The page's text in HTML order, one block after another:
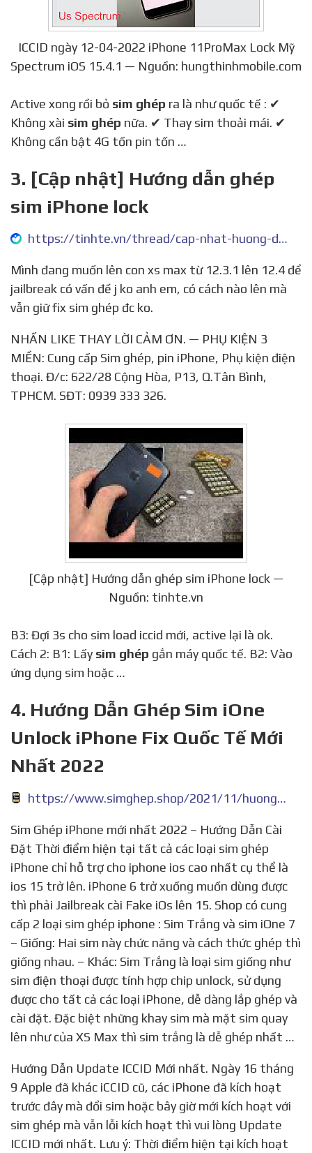
ICCID ngày 12-04-2022 iPhone 11ProMax Lock Mỹ
Spectrum iOS 15.4.1 — Nguồn: hungthinhmobile.com
Active xong rồi bỏ sim ghép ra là như quốc tế : ✔
Không xài sim ghép nữa. ✔ Thay sim thoải mái. ✔
Không cần bật 4G tốn pin tốn …
3. [Cập nhật] Hướng dẫn ghép
sim iPhone lock
https://tinhte.vn/thread/cap-nhat-huong-dan-ghep-sim-iphone-lock.2798766/
Mình đang muốn lên con xs max từ 12.3.1 lên 12.4 để
jailbreak có vấn đề j ko anh em, có cách nào lên mà
vẫn giữ fix sim ghép đc ko.
NHẤN LIKE THAY LỜI CẢM ƠN. — PHỤ KIỆN 3
MIỀN: Cung cấp Sim ghép, pin iPhone, Phụ kiện điện
thoại. Đ/c: 622/28 Cộng Hòa, P13, Q.Tân Bình,
TPHCM. SĐT: 0939 333 326.
[Cập nhật] Hướng dẫn ghép sim iPhone lock —
Nguồn: tinhte.vn
B3: Đợi 3s cho sim load iccid mới, active lại là ok.
Cách 2: B1: Lấy sim ghép gắn máy quốc tế. B2: Vào
ứng dụng sim hoặc …
4. Hướng Dẫn Ghép Sim iOne
Unlock iPhone Fix Quốc Tế Mới
Nhất 2022
https://www.simghep.shop/2021/11/huong-dan-ghep-sim-unlock-iphone-fix.html
Sim Ghép iPhone mới nhất 2022 – Hướng Dẫn Cài
Đặt Thời điểm hiện tại tất cả các loại sim ghép
iPhone chỉ hỗ trợ cho iphone ios cao nhất cụ thể là
ios 15 trở lên. iPhone 6 trở xuống muốn dùng được
thì phải Jailbreak cài Fake iOs lên 15. Shop có cung
cấp 2 loại sim ghép iphone : Sim Trắng và sim iOne 7
– Giống: Hai sim này chức năng và cách thức ghép thì
giống nhau. – Khác: Sim Trắng là loại sim giống như
sim điện thoại được tính hợp chip unlock, sử dụng
được cho tất cả các loại iPhone, dễ dàng lắp ghép và
cài đặt. Đặc biệt những khay sim mà mặt sim quay
lên như của XS Max thì sim trắng là dễ ghép nhất …
Hướng Dẫn Update ICCID Mới nhất. Ngày 16 tháng
9 Apple đã khác iCCID cũ, các iPhone đã kích hoạt
trước đây mà đổi sim hoặc bây giờ mới kích hoạt với
sim ghép mà vẫn lỗi kích hoạt thì vui lòng Update
ICCID mới nhất. Lưu ý: Thời điểm hiện tại kích hoạt